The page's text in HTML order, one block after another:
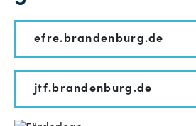
efre.brandenburg.de
jtf.brandenburg.de